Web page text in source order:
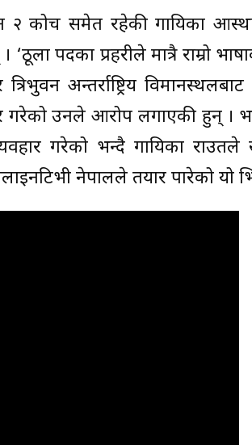
२ कोच समेत रहेकी गायिका
पदका प्रहरीले मात्रै राम्रो
अन्तर्राष्ट्रिय
गरेको उनले आरोप लगाएकी हुन् ।
गरेको भन्दै गायिका
नेपालले तयार पारेको यो